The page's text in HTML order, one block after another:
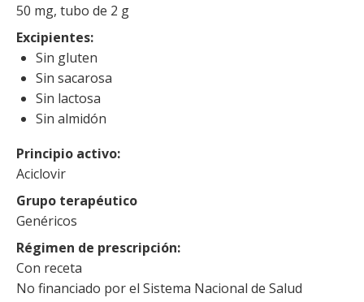
50 mg, tubo de 2 g
Excipientes
Sin gluten
Sin sacarosa
Sin lactosa
Sin almidón
Principio activo
Aciclovir
Grupo terapéutico
Genéricos
Régimen de prescripción
Con receta
No financiado por el Sistema Nacional de Salud